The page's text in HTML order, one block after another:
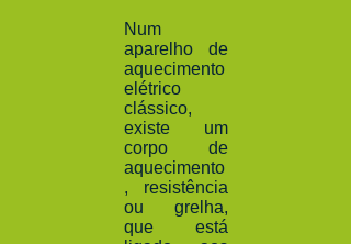
Num
aparelho de
aquecimento
elétrico
clássico,
existe um
corpo de
aquecimento
, resistência
ou grelha,
que está